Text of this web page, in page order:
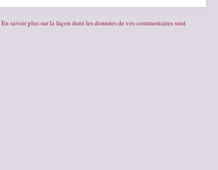
En savoir plus sur la façon dont les données de vos commentaires sont